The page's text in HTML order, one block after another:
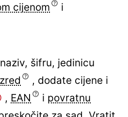
cijenom
i
šifru, jedinicu
, dodate cijene i
, EAN i povratnu